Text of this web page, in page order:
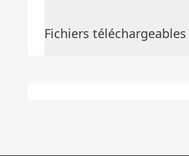
Fichiers téléchargeables